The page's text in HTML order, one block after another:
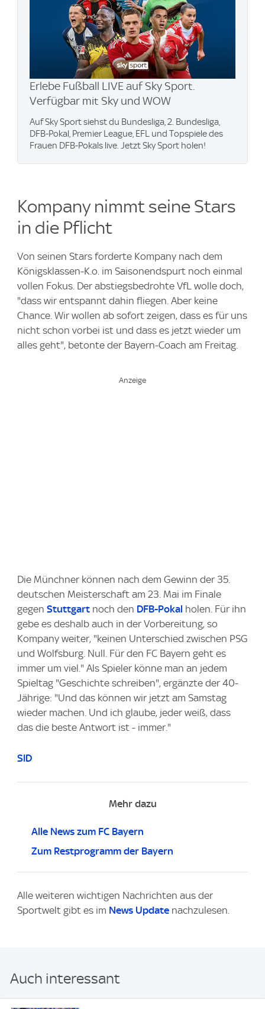
Erlebe Fußball LIVE auf Sky Sport.
Verfügbar mit Sky und WOW
Auf Sky Sport siehst du Bundesliga, 2. Bundesliga,
DFB-Pokal, Premier League, EFL und Topspiele des
Frauen DFB-Pokals live. Jetzt Sky Sport holen!
Kompany nimmt seine Stars
in die Pflicht
Von seinen Stars forderte Kompany nach dem
Königsklassen-K.o. im Saisonendspurt noch einmal
vollen Fokus. Der abstiegsbedrohte VfL wolle doch,
"dass wir entspannt dahin fliegen. Aber keine
Chance. Wir wollen ab sofort zeigen, dass es für uns
nicht schon vorbei ist und dass es jetzt wieder um
alles geht", betonte der Bayern-Coach am Freitag.
Die Münchner können nach dem Gewinn der 35.
deutschen Meisterschaft am 23. Mai im Finale
gegen Stuttgart noch den DFB-Pokal holen. Für ihn
gebe es deshalb auch in der Vorbereitung, so
Kompany weiter, "keinen Unterschied zwischen PSG
und Wolfsburg. Null. Für den FC Bayern geht es
immer um viel." Als Spieler könne man an jedem
Spieltag "Geschichte schreiben", ergänzte der 40-
Jährige: "Und das können wir jetzt am Samstag
wieder machen. Und ich glaube, jeder weiß, dass
das die beste Antwort ist - immer."
SID
Mehr dazu
Alle News zum FC Bayern
Zum Restprogramm der Bayern
Alle weiteren wichtigen Nachrichten aus der
Sportwelt gibt es im News Update nachzulesen.
Auch interessant